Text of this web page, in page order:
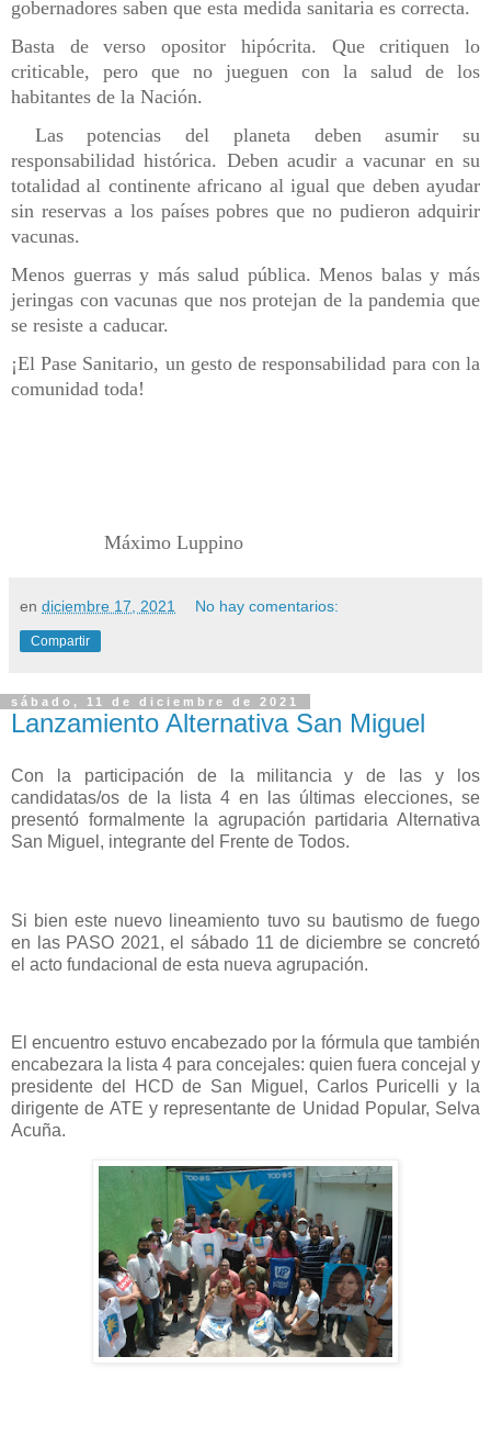
gobernadores saben que esta medida sanitaria es correcta.
Basta de verso opositor hipócrita. Que critiquen lo
criticable, pero que no jueguen con la salud de los
habitantes de la Nación.
Las potencias del planeta deben asumir su
responsabilidad histórica. Deben acudir a vacunar en su
totalidad al continente africano al igual que deben ayudar
sin reservas a los países pobres que no pudieron adquirir
vacunas.
Menos guerras y más salud pública. Menos balas y más
jeringas con vacunas que nos protejan de la pandemia que
se resiste a caducar.
¡El Pase Sanitario, un gesto de responsabilidad para con la
comunidad toda!
Máximo Luppino
en diciembre 17, 2021 No hay comentarios:
Compartir
sábado, 11 de diciembre de 2021
Lanzamiento Alternativa San Miguel
Con la participación de la militancia y de las y los
candidatas/os de la lista 4 en las últimas elecciones, se
presentó formalmente la agrupación partidaria Alternativa
San Miguel, integrante del Frente de Todos.
Si bien este nuevo lineamiento tuvo su bautismo de fuego
en las PASO 2021, el sábado 11 de diciembre se concretó
el acto fundacional de esta nueva agrupación.
El encuentro estuvo encabezado por la fórmula que también
encabezara la lista 4 para concejales: quien fuera concejal y
presidente del HCD de San Miguel, Carlos Puricelli y la
dirigente de ATE y representante de Unidad Popular, Selva
Acuña.